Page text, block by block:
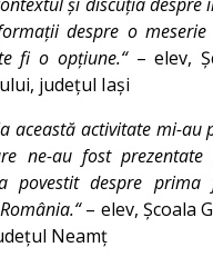
despre o
fi o opțiune.“– elev,
județul Iași
această activitate mi-au
ne-au fost
povestit despre prima
– elev, Școala
Neamț